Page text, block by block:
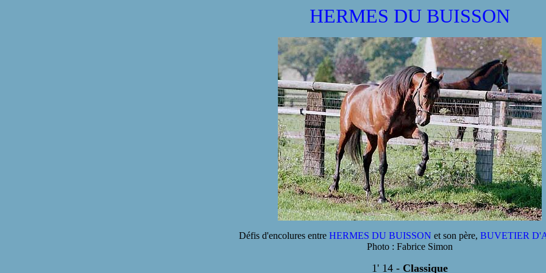
HERMES DU BUISSON
Défis d'encolures entre HERMES DU BUISSON et son père, BUVETIER
Photo : Fabrice Simon
1' 14 -Classique